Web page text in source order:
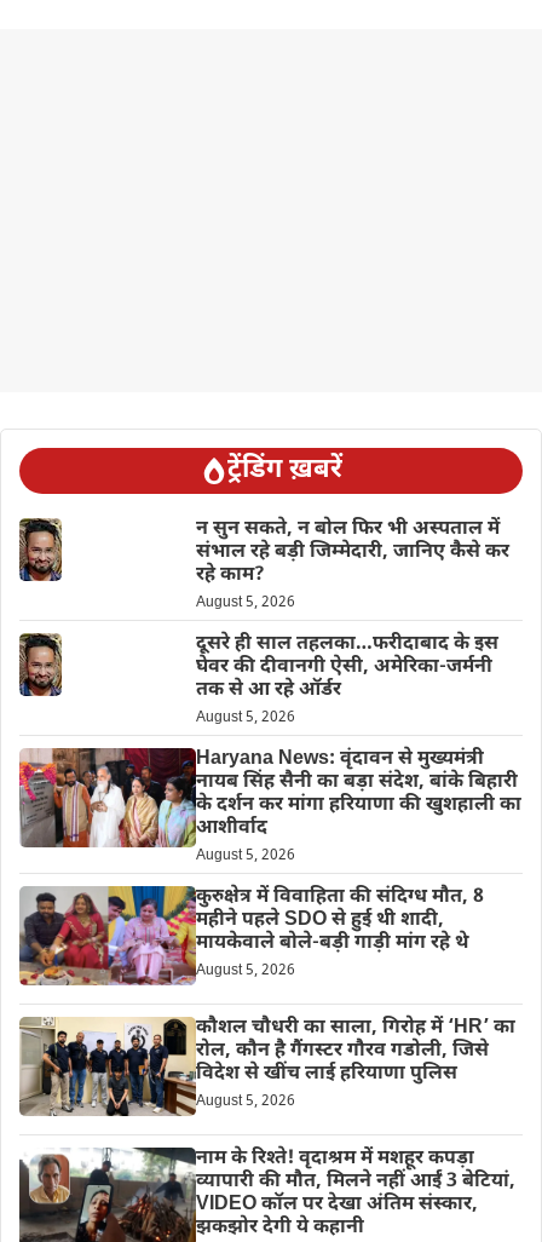
ट्रेंडिंग ख़बरें
न सुन सकते, न बोल फिर भी अस्पताल में
संभाल रहे बड़ी जिम्मेदारी, जानिए कैसे कर
रहे काम?
August 5, 2026
दूसरे ही साल तहलका…फरीदाबाद के इस
घेवर की दीवानगी ऐसी, अमेरिका-जर्मनी
तक से आ रहे ऑर्डर
August 5, 2026
Haryana News: वृंदावन से मुख्यमंत्री
नायब सिंह सैनी का बड़ा संदेश, बांके बिहारी
के दर्शन कर मांगा हरियाणा की खुशहाली का
आशीर्वाद
August 5, 2026
कुरुक्षेत्र में विवाहिता की संदिग्ध मौत, 8
महीने पहले SDO से हुई थी शादी,
मायकेवाले बोले-बड़ी गाड़ी मांग रहे थे
August 5, 2026
कौशल चौधरी का साला, गिरोह में ‘HR’ का
रोल, कौन है गैंगस्टर गौरव गडोली, जिसे
विदेश से खींच लाई हरियाणा पुलिस
August 5, 2026
नाम के रिश्ते! वृदाश्रम में मशहूर कपड़ा
व्यापारी की मौत, मिलने नहीं आईं 3 बेटियां,
VIDEO कॉल पर देखा अंतिम संस्कार,
झकझोर देगी ये कहानी